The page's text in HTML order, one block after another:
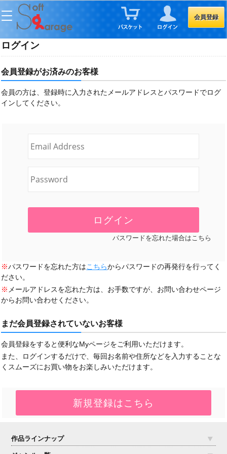
会員登録
ログイン
会員登録がお済みのお客様
会員の方は、登録時に入力されたメールアドレスとパスワードでログ
インしてください。
パスワードを忘れた場合はこちら
※パスワードを忘れた方はこちらからパスワードの再発行を行ってく
ださい。
※ メールアドレスを忘れた方は、お手数ですが、お問い合わせページ
からお問い合わせください。
まだ会員登録されていないお客様
会員登録をすると便利なMyページをご利用いただけます。
また、ログインするだけで、毎回お名前や住所などを入力することな
くスムーズにお買い物をお楽しみいただけます。
作品ラインナップ